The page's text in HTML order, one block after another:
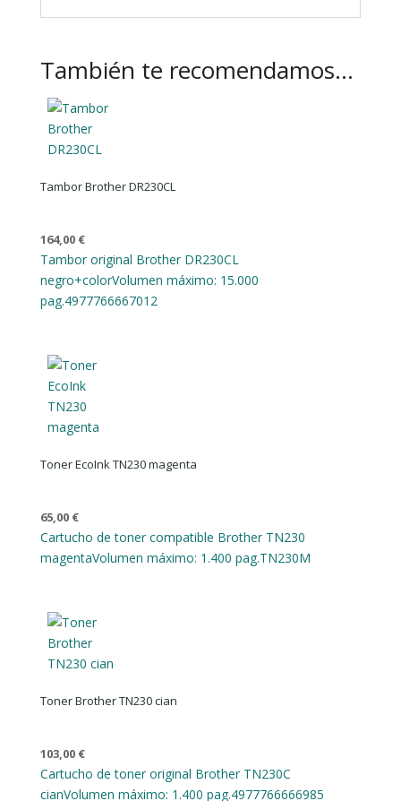
También te recomendamos…
Tambor Brother DR230CL
164,00 €
Tambor original Brother DR230CL
negro+colorVolumen máximo: 15.000
pag.4977766667012
Toner EcoInk TN230 magenta
65,00 €
Cartucho de toner compatible Brother TN230
magentaVolumen máximo: 1.400 pag.TN230M
Toner Brother TN230 cian
103,00 €
Cartucho de toner original Brother TN230C
cianVolumen máximo: 1.400 pag.4977766666985